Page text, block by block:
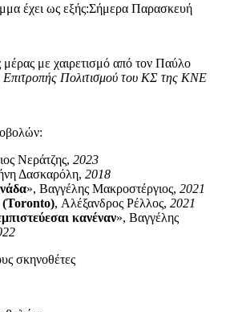
έχει ως εξής:Σήμερα Παρασκευή
με χαιρετισμό από τον Παύλο
Επιτροπής Πολιτισμού του ΚΣ της ΚΝΕ
Νεράτζης, 2023
Δασκαρόλη, 2018
», Βαγγέλης Μακροστέργιος, 2021
(Toronto), Αλέξανδρος Ρέλλος, 2021
κανέναν», Βαγγέλης
σκηνοθέτες